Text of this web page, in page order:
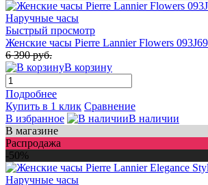
Быстрый просмотр
Женские часы Pierre Lannier Flowers
6 390 руб.
В корзину
Подробнее
Купить в 1 клик Сравнение
В избранное
В наличии
В магазине
Распродажа
-50%